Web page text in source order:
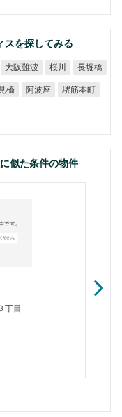
スを探してみる
大阪難波 桜川 長堀橋
橋 阿波座 堺筋本町
似た条件の物件
丁目